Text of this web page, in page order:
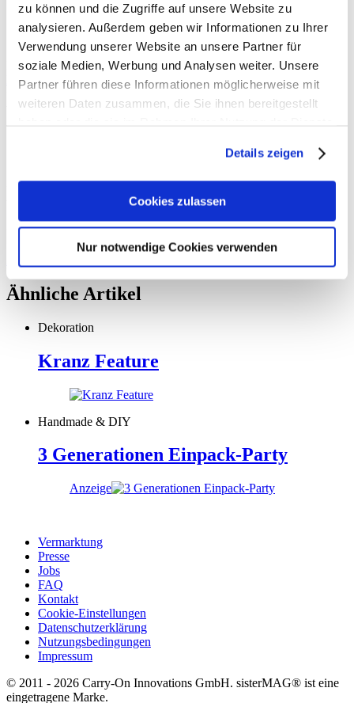
zu können und die Zugriffe auf unsere Website zu
analysieren. Außerdem geben wir Informationen zu Ihrer
Verwendung unserer Website an unsere Partner für
soziale Medien, Werbung und Analysen weiter. Unsere
Partner führen diese Informationen möglicherweise mit
weiteren Daten zusammen, die Sie ihnen bereitgestellt
Details zeigen
Cookies zulassen
Nur notwendige Cookies verwenden
Clean Treats mit Alpro
Hier findet ihr leckere Rezepte, die unsere BloggerLove
Nonpareille,FructopiaundDreierlei Liebelei gemeinsam mit Alpro
für euch zusammengestellt haben. Rezeptalternativen mit extra
wenig Zucker, denn manchmal ist weniger eben mehr.
Verwendung von Cookies auf unserer Website zulassen. Weitere
Informationen findet ihr in unsererDatenschutzerklärung. Alternativ
könnt ihr das Magazin auch imneuen Fenster öffnen.
Ähnliche Artikel
Dekoration
Kranz Feature
Handmade & DIY
3 Generationen Einpack-Party
Anzeige
Vermarktung
Presse
Jobs
FAQ
Kontakt
Cookie-Einstellungen
Datenschutzerklärung
Nutzungsbedingungen
Impressum
© 2011 - 2026 Carry-On Innovations GmbH. sisterMAG® ist eine
eingetragene Marke.